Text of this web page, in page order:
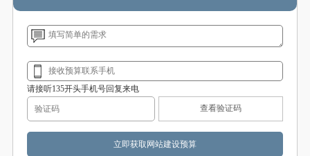
请接听135开头手机号回复来电
查看验证码